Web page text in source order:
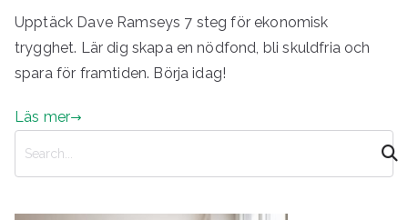
Upptäck Dave Ramseys 7 steg för ekonomisk
trygghet. Lär dig skapa en nödfond, bli skuldfria och
spara för framtiden. Börja idag!
Läs mer